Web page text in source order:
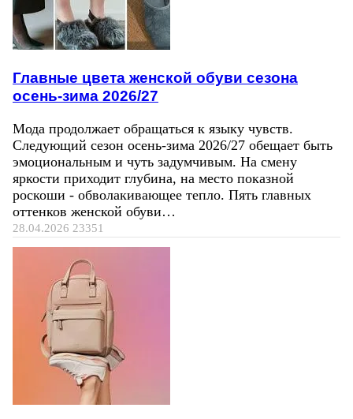
Главные цвета женской обуви сезона
осень-зима 2026/27
Мода продолжает обращаться к языку чувств.
Следующий сезон осень-зима 2026/27 обещает быть
эмоциональным и чуть задумчивым. На смену
яркости приходит глубина, на место показной
роскоши - обволакивающее тепло. Пять главных
оттенков женской обуви…
28.04.2026 23351